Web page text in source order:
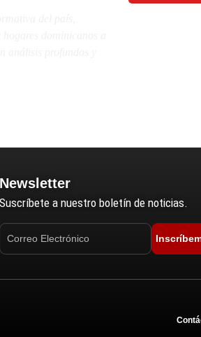
Newsletter
Suscríbete a nuestro boletín de noticias.